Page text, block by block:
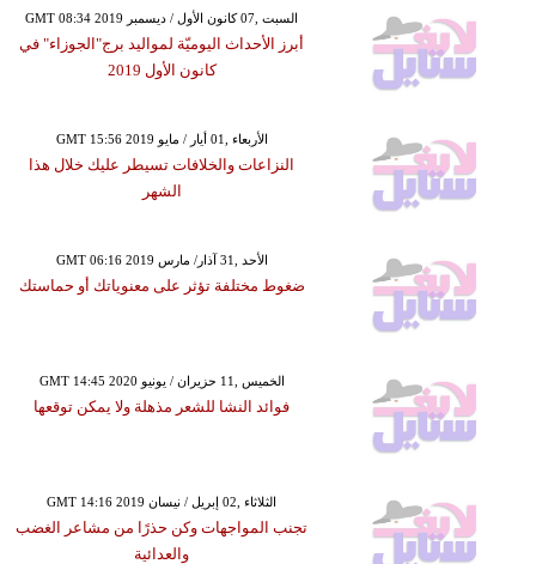
GMT 08:34 2019 السبت ,07 كانون الأول / ديسمبر
أبرز الأحداث اليوميّة لمواليد برج"الجوزاء" في
كانون الأول 2019
GMT 15:56 2019 الأربعاء ,01 أيار / مايو
النزاعات والخلافات تسيطر عليك خلال هذا
الشهر
GMT 06:16 2019 الأحد ,31 آذار/ مارس
ضغوط مختلفة تؤثر على معنوياتك أو حماستك
GMT 14:45 2020 الخميس ,11 حزيران / يونيو
فوائد النشا للشعر مذهلة ولا يمكن توقعها
GMT 14:16 2019 الثلاثاء ,02 إبريل / نيسان
تجنب المواجهات وكن حذرًا من مشاعر الغضب
والعدائية